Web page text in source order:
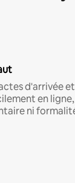
d'arrivée
en ligne,
ni